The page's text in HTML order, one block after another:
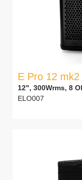
E Pro 12 mk2
12", 300Wrms, 8
ELO007